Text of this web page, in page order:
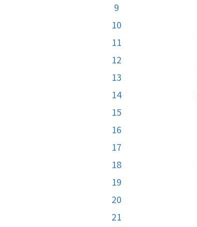
9
10
11
12
13
14
15
16
17
18
19
20
21